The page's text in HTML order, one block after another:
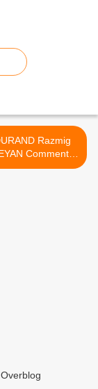
Razmig
Comment
bifurquer >